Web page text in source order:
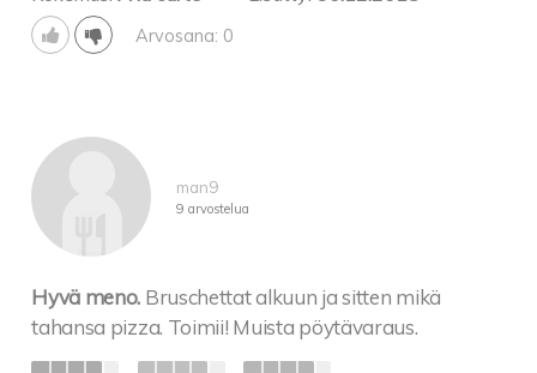
Arvosana: 0
man9
9 arvostelua
Hyvä meno. Bruschettat alkuun ja sitten mikä
tahansa pizza. Toimii! Muista pöytävaraus.